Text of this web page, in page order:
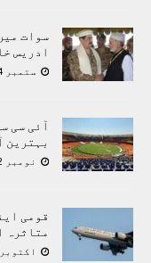
سوات
ادریس
ستمبر 14, 2022
آئی سی
بہترین
نومبر 12, 2025
قومی
متاثرہ
اکتوبر 5, 2025